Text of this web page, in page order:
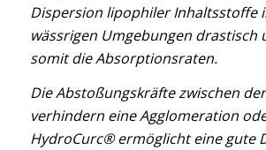
Dispersion lipophiler Inhaltsstoffe
wässrigen Umgebungen drastisch
somit die Absorptionsraten.
Die Abstoßungskräfte zwischen
verhindern eine Agglomeration
HydroCurc® ermöglicht eine gute